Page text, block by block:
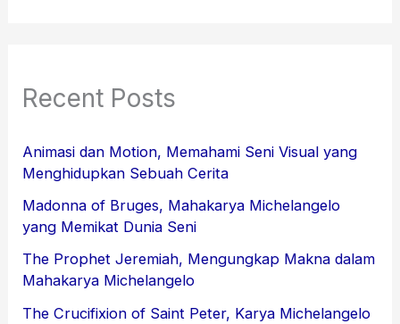
Recent Posts
Animasi dan Motion, Memahami Seni Visual yang
Menghidupkan Sebuah Cerita
Madonna of Bruges, Mahakarya Michelangelo
yang Memikat Dunia Seni
The Prophet Jeremiah, Mengungkap Makna dalam
Mahakarya Michelangelo
The Crucifixion of Saint Peter, Karya Michelangelo